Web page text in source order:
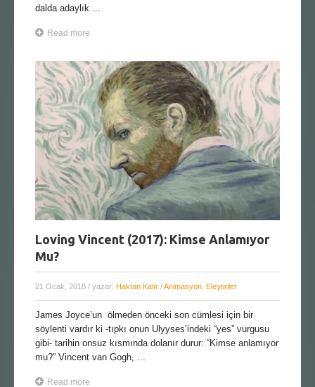
dalda adaylık ...
Read more
Loving Vincent (2017): Kimse Anlamıyor
Mu?
21 Ocak, 2018 / yazar: Haktan Kalır /Animasyon Eleştiriler
James Joyce’un ölmeden önceki son cümlesi için bir
söylenti vardır ki -tıpkı onun Ulyyses’indeki “yes” vurgusu
gibi- tarihin onsuz kısmında dolanır durur: “Kimse anlamıyor
mu?” Vincent van Gogh, ...
Read more